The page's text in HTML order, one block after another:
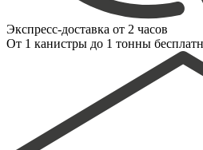
Экспресс-доставка от 2 часов
От 1 канистры до 1 тонны